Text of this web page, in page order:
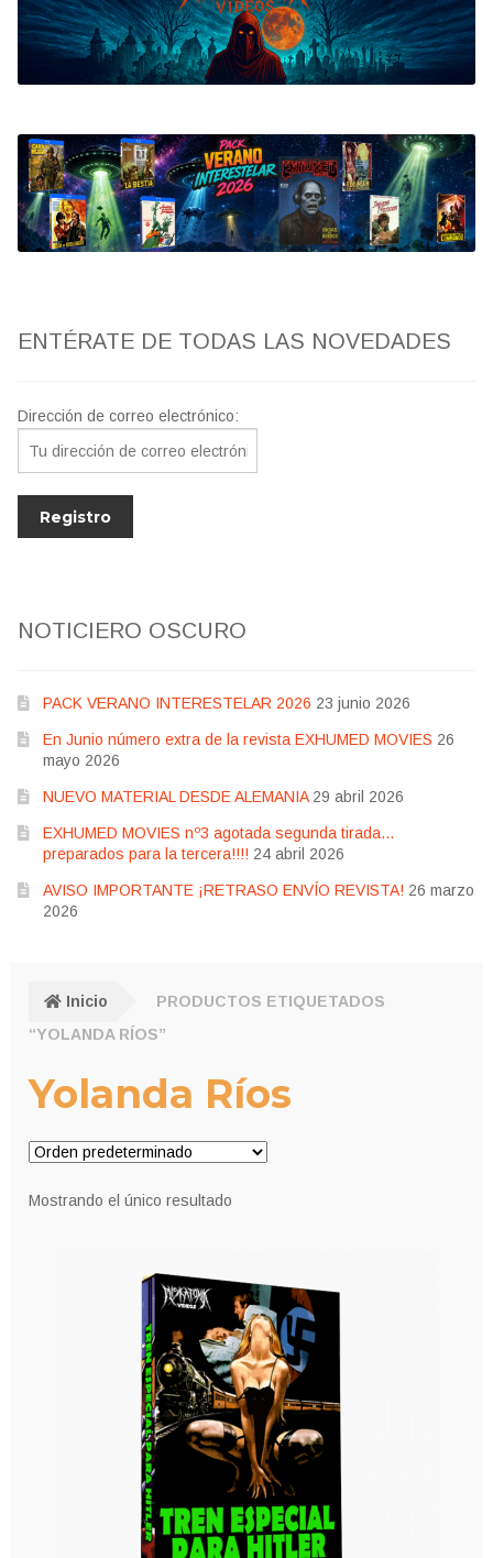
Bluray
Clasificada S
artwork
fantaterror
Jesús Franco
ENTÉRATE DE TODAS LAS NOVEDADES
Dirección de correo electrónico:
NOTICIERO OSCURO
PACK VERANO INTERESTELAR 2026 23 junio 2026
En Junio número extra de la revista EXHUMED MOVIES 26
mayo 2026
NUEVO MATERIAL DESDE ALEMANIA 29 abril 2026
EXHUMED MOVIES nº3 agotada segunda tirada…
preparados para la tercera!!!! 24 abril 2026
AVISO IMPORTANTE ¡RETRASO ENVÍO REVISTA! 26 marzo
2026
Inicio
PRODUCTOS ETIQUETADOS
“YOLANDA RÍOS”
Yolanda Ríos
Mostrando el único resultado